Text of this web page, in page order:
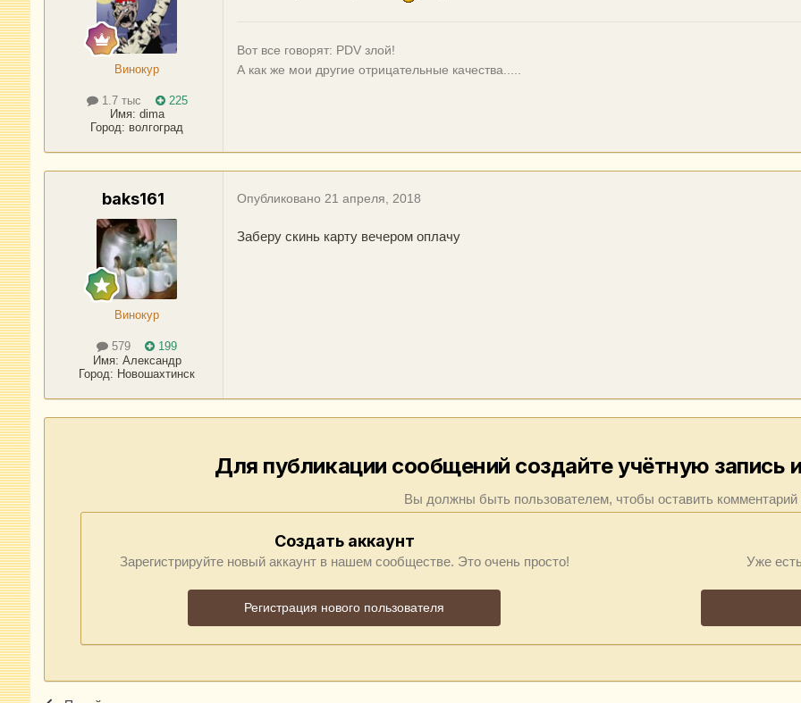
Винокур
1.7 тыс
225
Имя: dima
Город: волгоград
Вот все говорят: PDV злой!
А как же мои другие отрицательные качества.....
baks161
Винокур
579
199
Имя: Александр
Город: Новошахтинск
Опубликовано 21 апреля, 2018
Заберу скинь карту вечером оплачу
Для публикации сообщений создайте учётную запись
Вы должны быть пользователем, чтобы оставить комментарий
Создать аккаунт
Зарегистрируйте новый аккаунт в нашем сообществе. Это очень просто!
Регистрация нового пользователя
Уже